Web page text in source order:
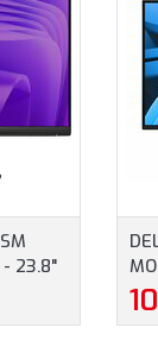
- 23.8"